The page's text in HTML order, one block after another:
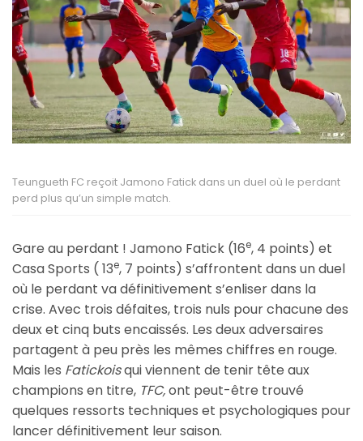
Teungueth FC reçoit Jamono Fatick dans un duel où le perdant
perd plus qu’un simple match.
Gare au perdant ! Jamono Fatick (16e, 4 points) et
Casa Sports ( 13e, 7 points) s’affrontent dans un duel
où le perdant va définitivement s’enliser dans la
crise. Avec trois défaites, trois nuls pour chacune des
deux et cinq buts encaissés. Les deux adversaires
partagent à peu près les mêmes chiffres en rouge.
Mais les Fatickoisqui viennent de tenir tête aux
champions en titre, TFC,ont peut-être trouvé
quelques ressorts techniques et psychologiques pour
lancer définitivement leur saison.